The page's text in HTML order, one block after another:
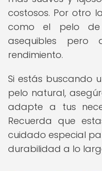
costosos. Por otro
como el pelo
asequibles pero
rendimiento.
Si estás buscando
pelo natural,
adapte a tus
Recuerda que
cuidado especial
durabilidad a lo